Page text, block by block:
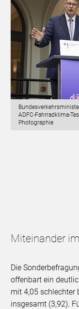
ADFC-Fahrradklima-
Photographie
Miteinander
Die
offenbart ein
mit 4,05 schlechter
insgesamt (3,92).